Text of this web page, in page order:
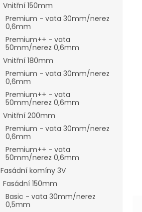
Vnitřní 150mm
Premium - vata 30mm/nerez
0,6mm
Premium++ - vata
50mm/nerez 0,6mm
Vnitřní 180mm
Premium - vata 30mm/nerez
0,6mm
Premium++ - vata
50mm/nerez 0,6mm
Vnitřní 200mm
Premium - vata 30mm/nerez
0,6mm
Premium++ - vata
50mm/nerez 0,6mm
Fasádní komíny 3V
Fasádní 150mm
Basic - vata 30mm/nerez
0,5mm